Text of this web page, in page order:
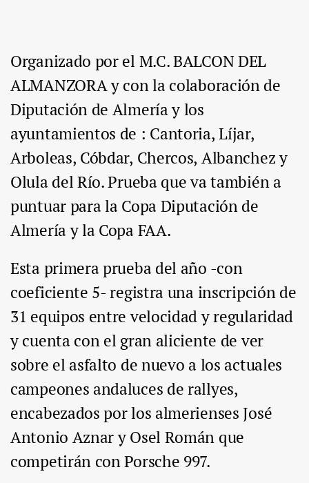
Organizado por el M.C. BALCON DEL
ALMANZORA y con la colaboración de
Diputación de Almería y los
ayuntamientos de : Cantoria, Líjar,
Arboleas, Cóbdar, Chercos, Albanchez y
Olula del Río. Prueba que va también a
puntuar para la Copa Diputación de
Almería y la Copa FAA.
Esta primera prueba del año -con
coeficiente 5- registra una inscripción de
31 equipos entre velocidad y regularidad
y cuenta con el gran aliciente de ver
sobre el asfalto de nuevo a los actuales
campeones andaluces de rallyes,
encabezados por los almerienses José
Antonio Aznar y Osel Román que
competirán con Porsche 997.